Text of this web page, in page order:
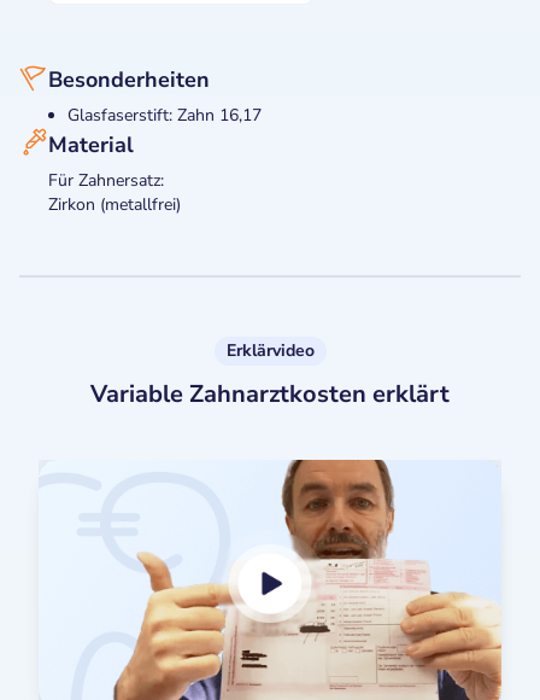
Besonderheiten
Glasfaserstift: Zahn 16,17
Material
Für Zahnersatz:
Zirkon (metallfrei)
Erklärvideo
Variable Zahnarztkosten erklärt